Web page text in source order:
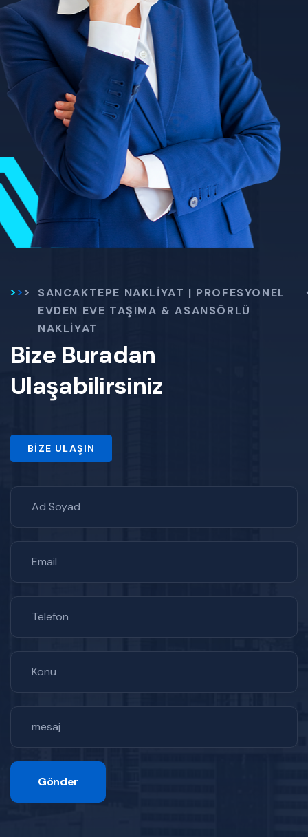
SANCAKTEPE NAKLIYAT | PROFESYONEL
EVDEN EVE TAŞIMA & ASANSÖRLÜ
NAKLIYAT
Bize Buradan
Ulaşabilirsiniz
BIZE ULAŞIN
Gönder